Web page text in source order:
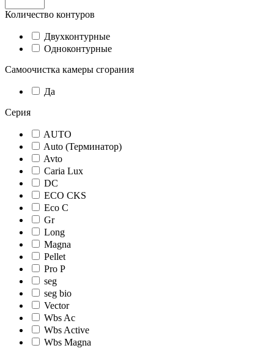
Количество контуров
Двухконтурные
Одноконтурные
Самоочистка камеры сгорания
Да
Серия
AUTO
Auto (Терминатор)
Avto
Caria Lux
DC
ECO CKS
Eco С
Gr
Long
Magna
Pellet
Pro Р
seg
seg bio
Vector
Wbs Ac
Wbs Active
Wbs Magna